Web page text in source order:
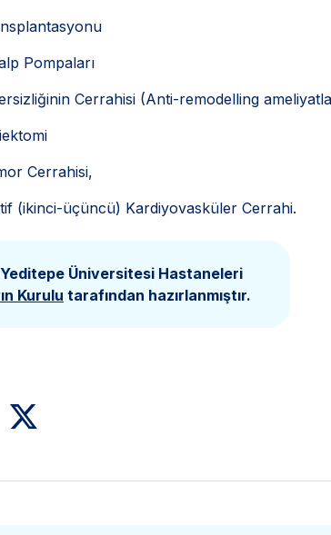
Pompaları
Cerrahisi (Anti-remodelling
Cerrahisi,
(ikinci-üçüncü) Kardiyovasküler Cerrahi.
Üniversitesi Hastaneleri
Kurulu tarafından hazırlanmıştır.